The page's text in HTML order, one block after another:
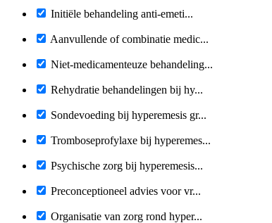
Initiële behandeling anti-emeti...
Aanvullende of combinatie medic...
Niet-medicamenteuze behandeling...
Rehydratie behandelingen bij hy...
Sondevoeding bij hyperemesis gr...
Tromboseprofylaxe bij hyperemes...
Psychische zorg bij hyperemesis...
Preconceptioneel advies voor vr...
Organisatie van zorg rond hyper...